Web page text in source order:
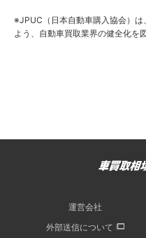
※JPUC（日本自動車購入協会）
よう、自動車買取業界の健全化を
運営会社
外部送信について